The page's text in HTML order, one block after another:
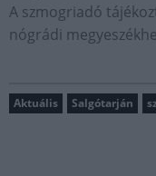
A szmogriadó
nógrádi
Aktuális Salgótarján